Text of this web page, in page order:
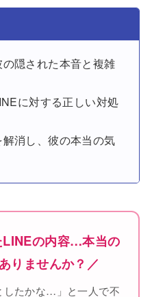
隠された本音と複雑
に対する正しい対処
消し、彼の本当の気
LINEの内容…本当の
りませんか？／
したかな…」と一人で不